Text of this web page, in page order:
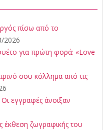
πίσω από το
2026
για πρώτη φορά: «Love
σου κόλλημα από τις
εγγραφές άνοιξαν
ζωγραφικής του